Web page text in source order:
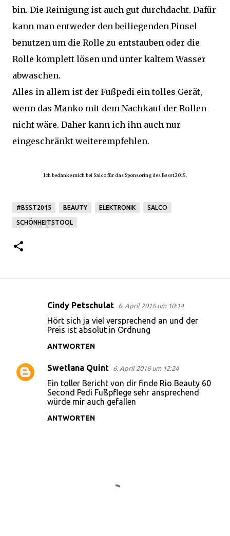
bin. Die Reinigung ist auch gut durchdacht. Dafür
kann man entweder den beiliegenden Pinsel
benutzen um die Rolle zu entstauben oder die
Rolle komplett lösen und unter kaltem Wasser
abwaschen.
Alles in allem ist der Fußpedi ein tolles Gerät,
wenn das Manko mit dem Nachkauf der Rollen
nicht wäre. Daher kann ich ihn auch nur
eingeschränkt weiterempfehlen.
Ich bedanke mich bei Salco für das Sponsoring des Bssst2015.
#BSST2015 BEAUTY ELEKTRONIK SALCO
SCHÖNHEITSTOOL
e
Cindy Petschulat 6. April 2016 um 10:14
Hört sich ja viel versprechend an und der
Preis ist absolut in Ordnung
ANTWORTEN
Swetlana Quint 6. April 2016 um 12:24
Ein toller Bericht von dir finde Rio Beauty 60
Second Pedi Fußpflege sehr ansprechend
würde mir auch gefallen
ANTWORTEN